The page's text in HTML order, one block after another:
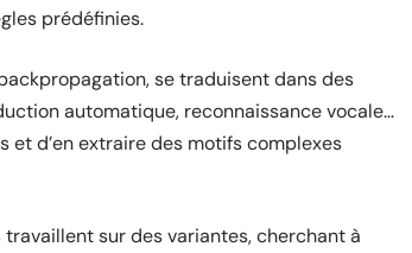
prédéfinies.
se traduisent dans des
automatique, reconnaissance vocale…
et d’en extraire des motifs complexes
sur des variantes, cherchant à